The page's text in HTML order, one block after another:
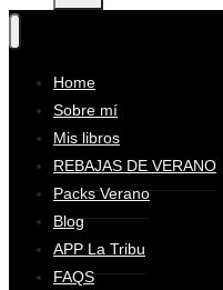
Home
Sobre mí
Mis libros
REBAJAS DE VERANO
Packs Verano
Blog
APP La Tribu
FAQS